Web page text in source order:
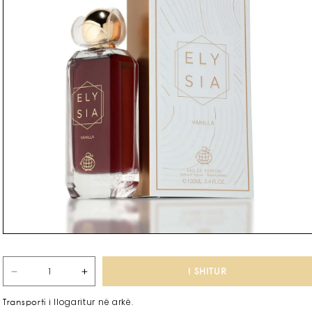
Zvogëlo
për
Rrit
për
I SHITUR
Transporti i llogaritur në arkë.